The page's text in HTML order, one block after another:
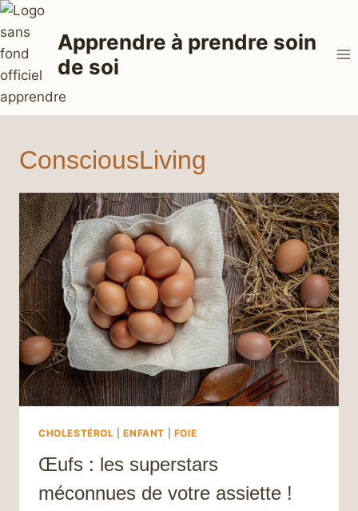
Aller
au
contenu
Apprendre à prendre soin
de soi
ConsciousLiving
CHOLESTÉROL |ENFANT FOIE
Œufs : les superstars
méconnues de votre assiette !